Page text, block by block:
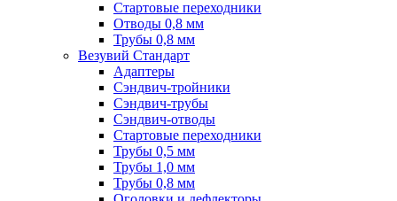
Стартовые переходники
Отводы 0,8 мм
Трубы 0,8 мм
Везувий Стандарт
Адаптеры
Сэндвич-тройники
Сэндвич-трубы
Сэндвич-отводы
Стартовые переходники
Трубы 0,5 мм
Трубы 1,0 мм
Трубы 0,8 мм